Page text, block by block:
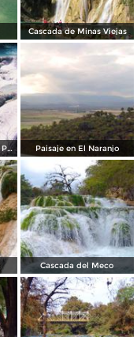
Cascada de Minas Viejas
La Cascadita, Huasteca Potosina Paisaje en El Naranjo
Cascada del Meco